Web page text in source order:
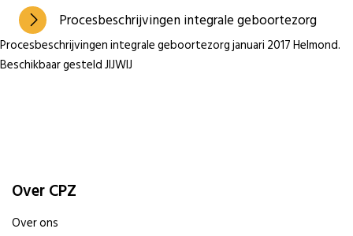
Procesbeschrijvingen integrale geboortezorg
Procesbeschrijvingen integrale geboortezorg januari 2017 Helmond.
Beschikbaar gesteld JIJWIJ
Over CPZ
Over ons